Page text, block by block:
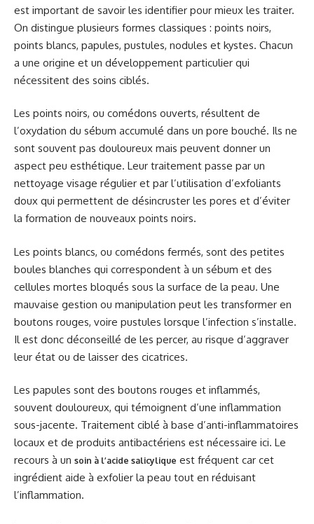
est important de savoir les identifier pour mieux les traiter.
On distingue plusieurs formes classiques : points noirs,
points blancs, papules, pustules, nodules et kystes. Chacun
a une origine et un développement particulier qui
nécessitent des soins ciblés.
Les points noirs, ou comédons ouverts, résultent de
l’oxydation du sébum accumulé dans un pore bouché. Ils ne
sont souvent pas douloureux mais peuvent donner un
aspect peu esthétique. Leur traitement passe par un
nettoyage visage régulier et par l’utilisation d’exfoliants
doux qui permettent de désincruster les pores et d’éviter
la formation de nouveaux points noirs.
Les points blancs, ou comédons fermés, sont des petites
boules blanches qui correspondent à un sébum et des
cellules mortes bloqués sous la surface de la peau. Une
mauvaise gestion ou manipulation peut les transformer en
boutons rouges, voire pustules lorsque l’infection s’installe.
Il est donc déconseillé de les percer, au risque d’aggraver
leur état ou de laisser des cicatrices.
Les papules sont des boutons rouges et inflammés,
souvent douloureux, qui témoignent d’une inflammation
sous-jacente. Traitement ciblé à base d’anti-inflammatoires
locaux et de produits antibactériens est nécessaire ici. Le
recours à un soin à l’acide salicylique est fréquent car cet
ingrédient aide à exfolier la peau tout en réduisant
l’inflammation.